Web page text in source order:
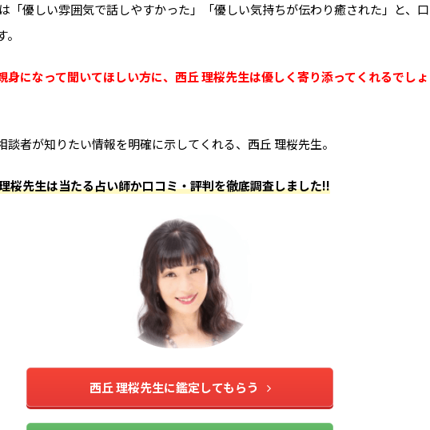
「優しい雰囲気で話しやすかった」「優しい気持ちが伝わり癒された」と、口
身になって聞いてほしい方に、西丘 理桜先生は優しく寄り添ってくれるでしょ
談者が知りたい情報を明確に示してくれる、西丘 理桜先生。
桜先生は当たる占い師か口コミ・評判を徹底調査しました!!
西丘 理桜先生に鑑定してもらう